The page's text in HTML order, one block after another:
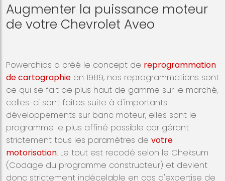
Augmenter la puissance moteur
de votre Chevrolet Aveo
Powerchips a créé le concept de reprogrammation
de cartographie en 1989, nos reprogrammations sont
ce qui se fait de plus haut de gamme sur le marché,
celles-ci sont faites suite à d'importants
développements sur banc moteur, elles sont le
programme le plus affiné possible car gérant
strictement tous les paramètres de votre
motorisation. Le tout est recodé selon le Cheksum
(Codage du programme constructeur) et devient
donc strictement indécelable en cas d'expertise de